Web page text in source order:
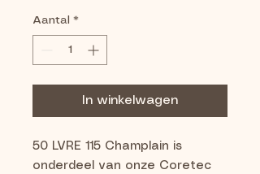
Aantal *
In winkelwagen
50 LVRE 115 Champlain is
onderdeel van onze Coretec